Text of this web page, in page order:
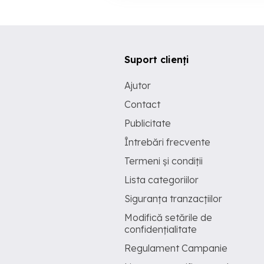
Suport clienți
Ajutor
Contact
Publicitate
Întrebări frecvente
Termeni și condiții
Lista categoriilor
Siguranța tranzacțiilor
Modifică setările de
confidențialitate
Regulament Campanie